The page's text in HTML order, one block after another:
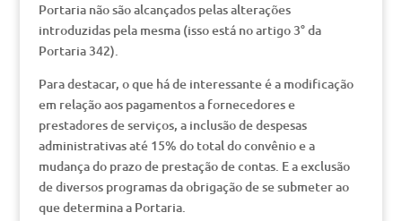
Portaria não são alcançados pelas alterações
introduzidas pela mesma (isso está no artigo 3° da
Portaria 342).
Para destacar, o que há de interessante é a modificação
em relação aos pagamentos a fornecedores e
prestadores de serviços, a inclusão de despesas
administrativas até 15% do total do convênio e a
mudança do prazo de prestação de contas. E a exclusão
de diversos programas da obrigação de se submeter ao
que determina a Portaria.